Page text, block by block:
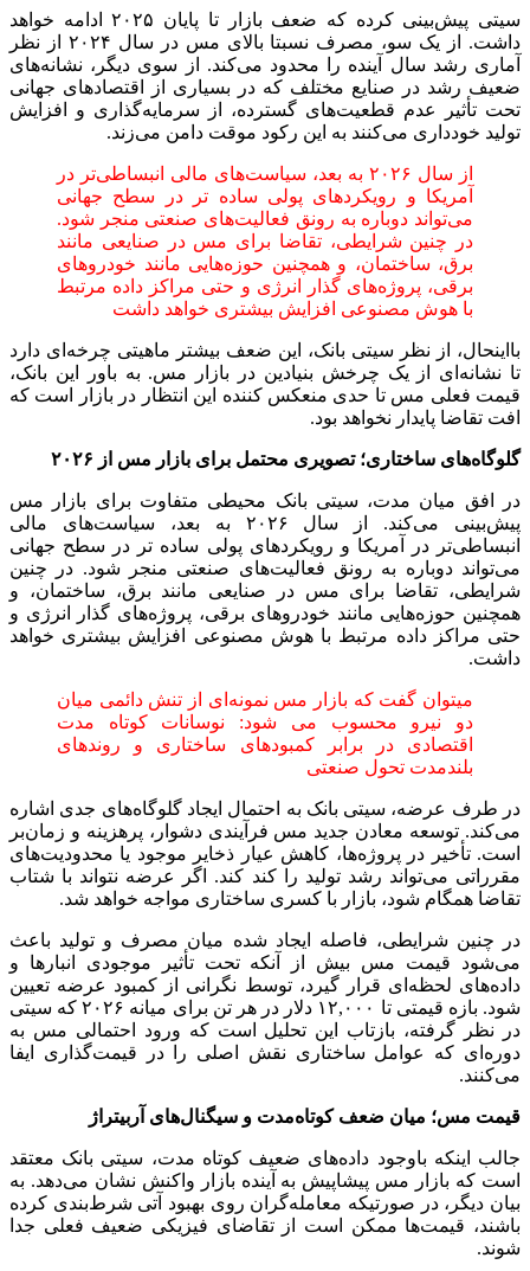
سیتی پیش‌بینی کرده که ضعف بازار تا پایان ۲۰۲۵ ادامه خواهد
داشت. از یک ‌سو، مصرف نسبتا بالای مس در سال ۲۰۲۴ از نظر
آماری رشد سال آینده را محدود می‌کند. از سوی دیگر، نشانه‌های
ضعیف رشد در صنایع مختلف که در بسیاری از اقتصادهای جهانی
تحت ‌تأثیر عدم ‌قطعیت‌های گسترده، از سرمایه‌گذاری و افزایش
تولید خودداری می‌کنند به این رکود موقت دامن می‌زند.
از سال ۲۰۲۶ به بعد، سیاست‌های مالی انبساطی‌تر در
آمریکا و رویکردهای پولی ساده تر در سطح جهانی
می‌تواند دوباره به رونق فعالیت‌های صنعتی منجر شود.
در چنین شرایطی، تقاضا برای مس در صنایعی مانند
برق، ساختمان، و همچنین حوزه‌هایی مانند خودروهای
برقی، پروژه‌های گذار انرژی و حتی مراکز داده مرتبط
با هوش مصنوعی افزایش بیشتری خواهد داشت
بااینحال، از نظر سیتی بانک، این ضعف بیشتر ماهیتی چرخه‌ای دارد
تا نشانه‌ای از یک چرخش بنیادین در بازار مس. به باور این بانک،
قیمت فعلی مس تا حدی منعکس‌ کننده این انتظار در بازار است که
افت تقاضا پایدار نخواهد بود.
گلوگاه‌های ساختاری؛ تصویری محتمل برای بازار مس از ۲۰۲۶
در افق میان ‌مدت، سیتی بانک محیطی متفاوت برای بازار مس
پیش‌بینی می‌کند. از سال ۲۰۲۶ به بعد، سیاست‌های مالی
انبساطی‌تر در آمریکا و رویکردهای پولی ساده تر در سطح جهانی
می‌تواند دوباره به رونق فعالیت‌های صنعتی منجر شود. در چنین
شرایطی، تقاضا برای مس در صنایعی مانند برق، ساختمان، و
همچنین حوزه‌هایی مانند خودروهای برقی، پروژه‌های گذار انرژی و
حتی مراکز داده مرتبط با هوش مصنوعی افزایش بیشتری خواهد
داشت.
میتوان گفت که بازار مس نمونه‌ای از تنش دائمی میان
دو نیرو محسوب می شود: نوسانات کوتاه ‌مدت
اقتصادی در برابر کمبودهای ساختاری و روندهای
بلندمدت تحول صنعتی
در طرف عرضه، سیتی بانک به احتمال ایجاد گلوگاه‌های جدی اشاره
می‌کند. توسعه معادن جدید مس فرآیندی دشوار، پرهزینه و زمان‌بر
است. تأخیر در پروژه‌ها، کاهش عیار ذخایر موجود یا محدودیت‌های
مقرراتی می‌تواند رشد تولید را کند کند. اگر عرضه نتواند با شتاب
تقاضا همگام شود، بازار با کسری ساختاری مواجه خواهد شد.
در چنین شرایطی، فاصله ایجاد شده میان مصرف و تولید باعث
می‌شود قیمت مس بیش از آنکه تحت‌ تأثیر موجودی انبارها و
داده‌های لحظه‌ای قرار گیرد، توسط نگرانی از کمبود عرضه تعیین
شود. بازه قیمتی تا ۱۲,۰۰۰ دلار در هر تن برای میانه ۲۰۲۶ که سیتی
در نظر گرفته، بازتاب این تحلیل است که ورود احتمالی مس به
دوره‌ای که عوامل ساختاری نقش اصلی را در قیمت‌گذاری ایفا
می‌کنند.
قیمت مس؛ میان ضعف کوتاه‌مدت و سیگنال‌های آربیتراژ
جالب اینکه باوجود داده‌های ضعیف کوتاه ‌مدت، سیتی بانک معتقد
است که بازار مس پیشاپیش به آینده بازار واکنش نشان می‌دهد. به
بیان دیگر، در صورتیکه معامله‌گران روی بهبود آتی شرط‌بندی کرده
باشند، قیمت‌ها ممکن است از تقاضای فیزیکی ضعیف فعلی جدا
شوند.